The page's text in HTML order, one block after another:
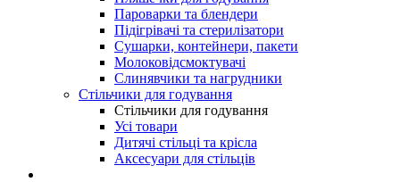
Пароварки та блендери
Підігрівачі та стерилізатори
Сушарки, контейнери, пакети
Молоковідсмоктувачі
Слинявчики та нагрудники
Стільчики для годування
Стільчики для годування
Усі товари
Дитячі стільці та крісла
Аксесуари для стільців